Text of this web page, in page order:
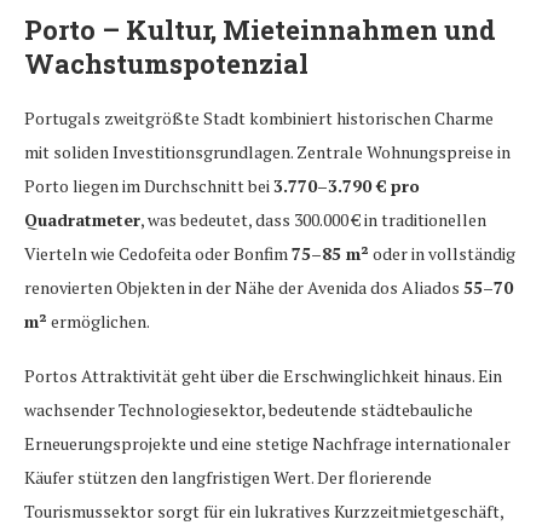
Porto – Kultur, Mieteinnahmen und
Wachstumspotenzial
Portugals zweitgrößte Stadt kombiniert historischen Charme
mit soliden Investitionsgrundlagen. Zentrale Wohnungspreise in
Porto liegen im Durchschnitt bei 3.770–3.790 € pro
Quadratmeter, was bedeutet, dass 300.000 € in traditionellen
Vierteln wie Cedofeita oder Bonfim 75–85 m² oder in vollständig
renovierten Objekten in der Nähe der Avenida dos Aliados 55–70
m² ermöglichen.
Portos Attraktivität geht über die Erschwinglichkeit hinaus. Ein
wachsender Technologiesektor, bedeutende städtebauliche
Erneuerungsprojekte und eine stetige Nachfrage internationaler
Käufer stützen den langfristigen Wert. Der florierende
Tourismussektor sorgt für ein lukratives Kurzzeitmietgeschäft,